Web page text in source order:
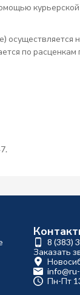
осуществляется
по расценкам
8 (383)
Заказать
Пн-Пт